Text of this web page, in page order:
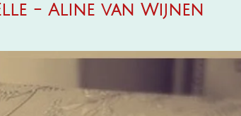
- Aline van Wijnen